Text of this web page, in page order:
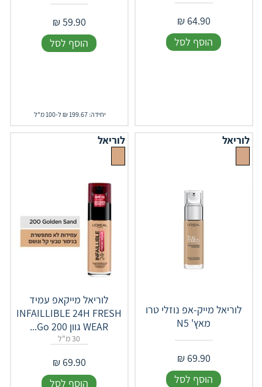
64.90
₪
הוסף לסל
59.90
₪
הוסף לסל
יחידה: 199.67 ₪ ל-100 מ"ל
לוריאל
לוריאל מייק-אפ נוזלי טרו
מאץ' ‎N‎5
69.90
₪
הוסף לסל
לוריאל
לוריאל מייקאפ עמיד
INFAILLIBLE 24H FRESH
WEAR גוון 200 Go...
30 מ"ל
69.90
₪
הוסף לסל